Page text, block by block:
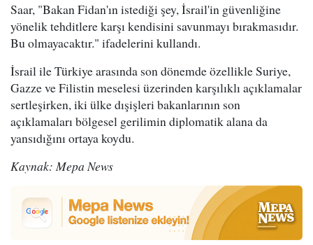
Saar, "Bakan Fidan'ın istediği şey, İsrail'in güvenliğine
yönelik tehditlere karşı kendisini savunmayı bırakmasıdır.
Bu olmayacaktır." ifadelerini kullandı.
İsrail ile Türkiye arasında son dönemde özellikle Suriye,
Gazze ve Filistin meselesi üzerinden karşılıklı açıklamalar
sertleşirken, iki ülke dışişleri bakanlarının son
açıklamaları bölgesel gerilimin diplomatik alana da
yansıdığını ortaya koydu.
Kaynak: Mepa News